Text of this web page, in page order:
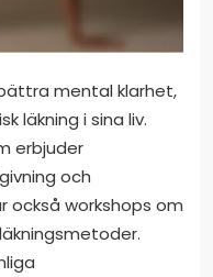
mental klarhet,
läkning i sina liv.
erbjuder
och
också workshops om